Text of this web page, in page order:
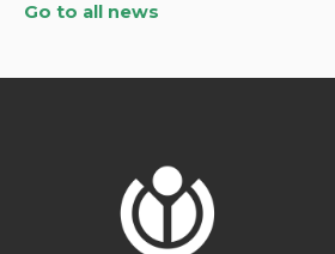
Go to all news